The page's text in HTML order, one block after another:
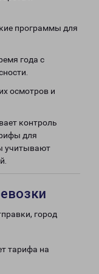
программы для
года с
осмотров и
контроль
для
учитывают
город
тарифа на